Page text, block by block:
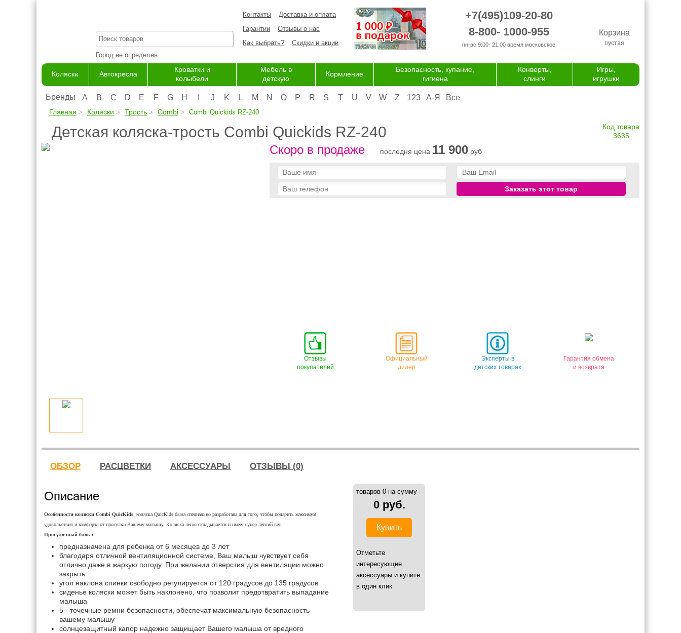
Город не определен
Контакты
Доставка и оплата
Гарантии
Отзывы о нас
Как выбрать?
Скидки и акции
+7(495)109-20-80
8-800- 1000-955
пн-вс 9:00- 21:00 время московское
Корзина
пустая
Коляски Автокресла
Кроватки и
колыбели
Мебель в
детскую
Кормление
Безопасность, купание,
гигиена
Конверты,
слинги
Игры,
игрушки
Бренды A B C D E F G H J K L M N O P R S T U V W Z 123 А-Я Все
Главная Коляски Трость Combi Combi Quickids RZ-240
Детская коляска-трость Combi Quickids RZ-240
Код товара
3635
Скоро в продаже последня цена 11 900 руб
Заказать этот товар
Отзывы
покупателей
Официальный
дилер
Эксперты в
детских товарах
Гарантия обмена
и возврата
ОБЗОР РАСЦВЕТКИ АКСЕССУАРЫ ОТЗЫВЫ (0)
Описание
Особенности коляски Combi QuicKids: коляска QuicKids была специально разработана для того, чтобы подарить максимум
удовольствия и комфорта от прогулки Вашему малышу. Коляска легко складывается и имеет супер легкий вес.
Прогулочный блок :
предназначена для ребенка от 6 месяцев до 3 лет
благодаря отличной вентиляционной системе, Ваш малыш чувствует себя
отлично даже в жаркую погоду. При желании отверстия для вентиляции можно
закрыть
угол наклона спинки свободно регулируется от 120 градусов до 135 градусов
сиденье коляски может быть наклонено, что позволит предотвратить выпадание
малыша
5 - точечные ремни безопасности, обеспечат максимальную безопасность
вашему малышу
солнцезащитный капор надежно защищает Вашего малыша от вредного
товаров 0 на сумму
0 руб.
Купить
Отметьте
интересующие
аксессуары и купите
в один клик